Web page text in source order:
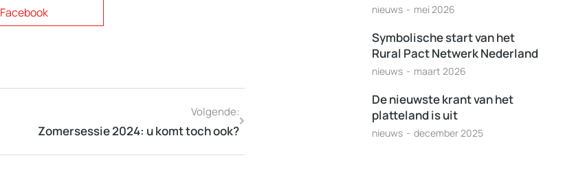
Facebook
Volgende:
Zomersessie 2024: u komt toch ook?
nieuws mei 2026
Symbolische start van het
Rural Pact Netwerk Nederland
nieuws maart 2026
De nieuwste krant van het
platteland is uit
nieuws december 2025